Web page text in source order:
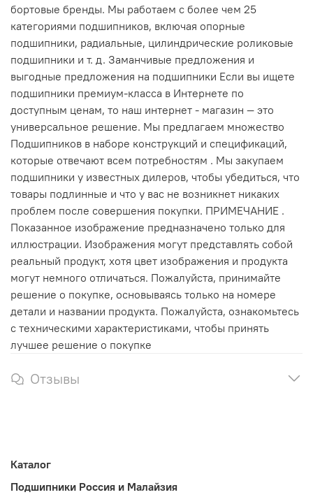
бортовые бренды. Мы работаем с более чем 25
категориями подшипников, включая опорные
подшипники, радиальные, цилиндрические роликовые
подшипники и т. д. Заманчивые предложения и
выгодные предложения на подшипники Если вы ищете
подшипники премиум-класса в Интернете по
доступным ценам, то наш интернет - магазин — это
универсальное решение. Мы предлагаем множество
Подшипников в наборе конструкций и спецификаций,
которые отвечают всем потребностям . Мы закупаем
подшипники у известных дилеров, чтобы убедиться, что
товары подлинные и что у вас не возникнет никаких
проблем после совершения покупки. ПРИМЕЧАНИЕ .
Показанное изображение предназначено только для
иллюстрации. Изображения могут представлять собой
реальный продукт, хотя цвет изображения и продукта
могут немного отличаться. Пожалуйста, принимайте
решение о покупке, основываясь только на номере
детали и названии продукта. Пожалуйста, ознакомьтесь
с техническими характеристиками, чтобы принять
лучшее решение о покупке
Отзывы
Каталог
Подшипники Россия и Малайзия